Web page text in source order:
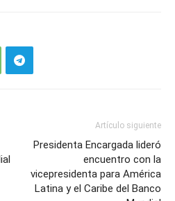
Artículo siguiente
Presidenta Encargada lideró
encuentro con la
vicepresidenta para América
Latina y el Caribe del Banco